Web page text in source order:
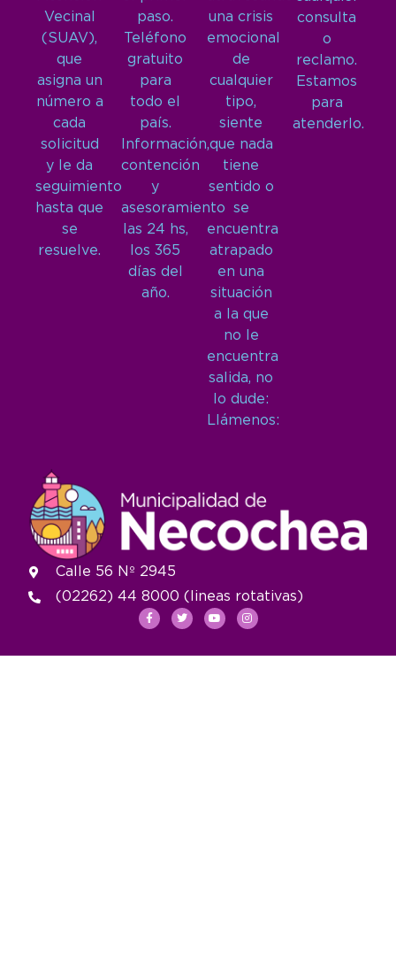
Vecinal
(SUAV),
que
asigna un
número a
cada
solicitud
y le da
seguimiento
hasta que
se
resuelve.
paso.
Teléfono
gratuito
para
todo el
país.
Información,
contención
y
asesoramiento
las 24 hs,
los 365
días del
año.
una crisis
emocional
de
cualquier
tipo,
siente
que nada
tiene
sentido o
se
encuentra
atrapado
en una
situación
a la que
no le
encuentra
salida, no
lo dude:
Llámenos:
consulta
o
reclamo.
Estamos
para
atenderlo.
Calle 56 Nº 2945
(02262) 44 8000 (lineas rotativas)